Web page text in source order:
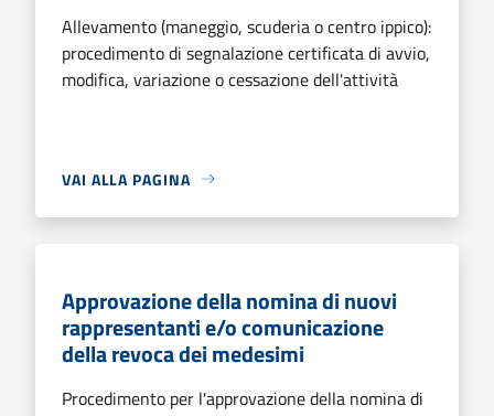
Allevamento (maneggio, scuderia o centro ippico):
procedimento di segnalazione certificata di avvio,
modifica, variazione o cessazione dell'attività
VAI ALLA PAGINA
Approvazione della nomina di nuovi
rappresentanti e/o comunicazione
della revoca dei medesimi
Procedimento per l'approvazione della nomina di